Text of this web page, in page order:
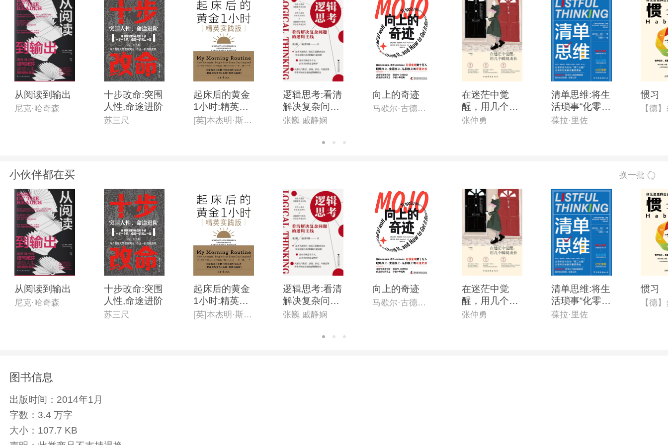
从阅读到输出
尼克·哈奇森
十步改命:突围
人性,命途进阶
苏三尺
起床后的黄金
1小时:精英实
践版
[英]本杰明·斯帕(Benjamin Spall),[德]迈克尔·赞德(Michael Xander)
逻辑思考:看清
解决复杂问题
的逻辑主线
张巍 戚静娴
向上的奇迹
马歇尔·古德史密斯
在迷茫中觉
醒，用几个瞬
间长大
张仲勇
清单思维:将生
活琐事“化零为
整”的*时间管
葆拉·里佐
惯习
小伙伴都在买 换一批
从阅读到输出
尼克·哈奇森
十步改命:突围
人性,命途进阶
苏三尺
起床后的黄金
1小时:精英实
践版
[英]本杰明·斯帕(Benjamin Spall),[德]迈克尔·赞德(Michael Xander)
逻辑思考:看清
解决复杂问题
的逻辑主线
张巍 戚静娴
向上的奇迹
马歇尔·古德史密斯
在迷茫中觉
醒，用几个瞬
间长大
张仲勇
清单思维:将生
活琐事“化零为
整”的*时间管
葆拉·里佐
惯习
图书信息
出版时间： 2014年1月
字数： 3.4 万字
大小： 107.7 KB